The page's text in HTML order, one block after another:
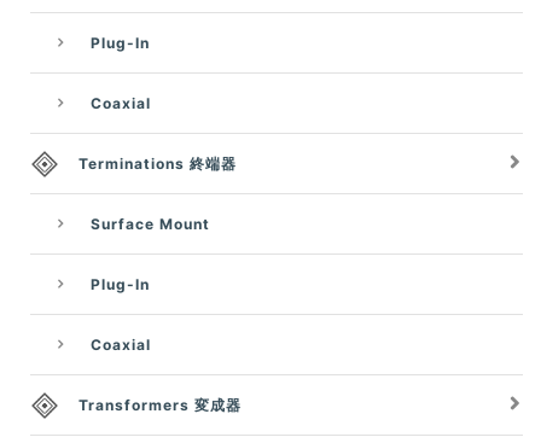
Plug-In
Coaxial
Terminations 終端器
Surface Mount
Plug-In
Coaxial
Transformers 変成器